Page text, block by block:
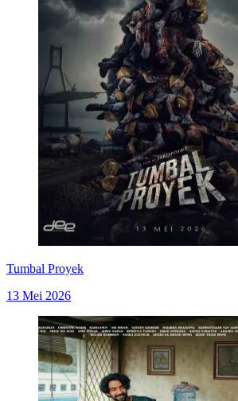
Tumbal Proyek
13 Mei 2026